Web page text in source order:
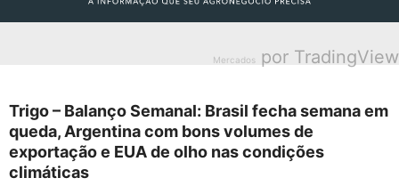
Mercados por TradingView
Trigo – Balanço Semanal: Brasil fecha semana em
queda, Argentina com bons volumes de
exportação e EUA de olho nas condições
climáticas